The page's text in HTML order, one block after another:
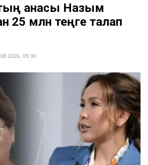
анасы Назым
25 млн теңге талап